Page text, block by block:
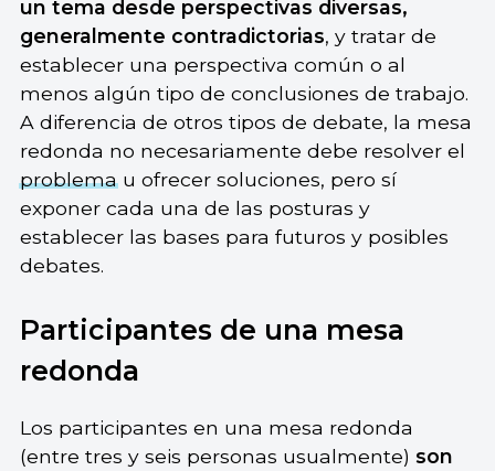
un tema desde perspectivas diversas,
generalmente contradictorias, y tratar de
establecer una perspectiva común o al
menos algún tipo de conclusiones de trabajo.
A diferencia de otros tipos de debate, la mesa
redonda no necesariamente debe resolver el
problemau ofrecer soluciones, pero sí
exponer cada una de las posturas y
establecer las bases para futuros y posibles
debates.
Participantes de una mesa
redonda
Los participantes en una mesa redonda
(entre tres y seis personas usualmente) son